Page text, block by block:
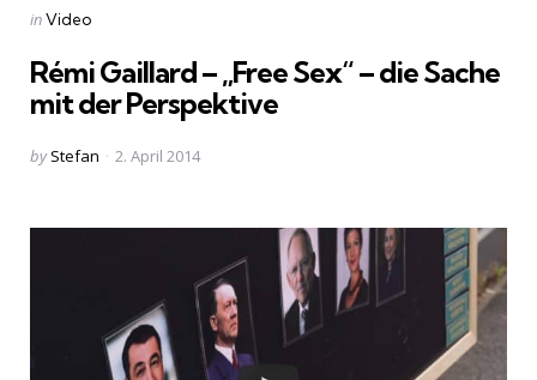
Categories
Posted
inVideo
Rémi Gaillard – „Free Sex“ – die Sache
mit der Perspektive
Posted
by Stefan 2. April 2014